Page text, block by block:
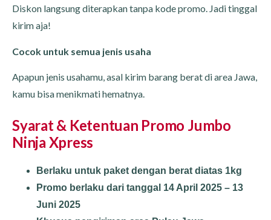
Diskon langsung diterapkan tanpa kode promo. Jadi tinggal
kirim aja!
Cocok untuk semua jenis usaha
Apapun jenis usahamu, asal kirim barang berat di area Jawa,
kamu bisa menikmati hematnya.
Syarat & Ketentuan Promo Jumbo
Ninja Xpress
Berlaku untuk paket dengan berat diatas 1kg
Promo berlaku dari tanggal 14 April 2025 – 13
Juni 2025